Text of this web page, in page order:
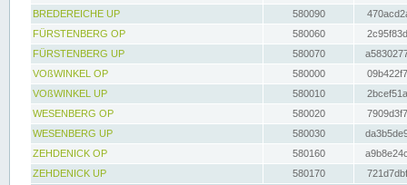
BREDEREICHE UP
580090
FÜRSTENBERG OP
580060
FÜRSTENBERG UP
580070
VOßWINKEL OP
580000
VOßWINKEL UP
580010
WESENBERG OP
580020
WESENBERG UP
580030
ZEHDENICK OP
580160
ZEHDENICK UP
580170